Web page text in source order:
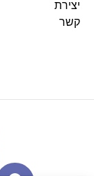
יצירת
קשר